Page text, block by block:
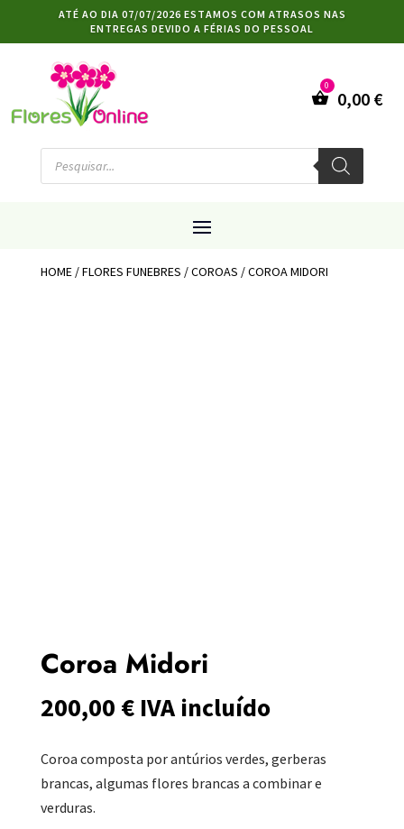
ATÉ AO DIA 07/07/2026 ESTAMOS COM ATRASOS NAS
ENTREGAS DEVIDO A FÉRIAS DO PESSOAL
0,00 €
Products
search
HOME/FLORES FUNEBRES /COROAS / COROA MIDORI
Coroa Midori
200,00 € IVA incluído
Coroa composta por antúrios verdes, gerberas
brancas, algumas flores brancas a combinar e
verduras.